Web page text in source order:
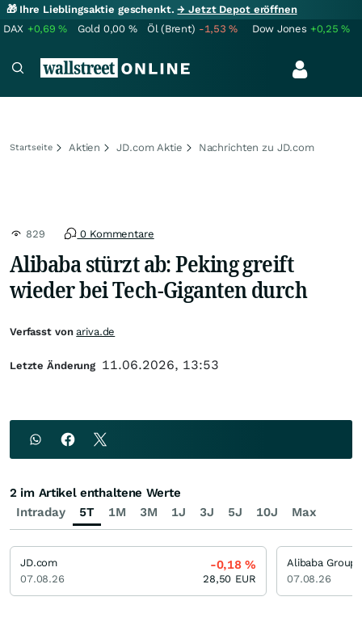
🎁 Ihre Lieblingsaktie geschenkt.→ Jetzt Depot eröffnen
DAX +0,69% Gold 0,00 % Öl (Brent) -1,53% Dow Jones +0,25%
Startseite Aktien JD.com Aktie Nachrichten zu JD.com
829 0 Kommentare
Alibaba stürzt ab: Peking greift
wieder bei Tech-Giganten durch
Verfasst vonariva.de
Letzte Änderung 11.06.2026, 13:53
Intraday 5T 1M 3M 1J 3J 5J 10J Max
2 im Artikel enthaltene Werte
JD.com
07.08.26
-0,18%
28,50 EUR
Alibaba Group
07.08.26